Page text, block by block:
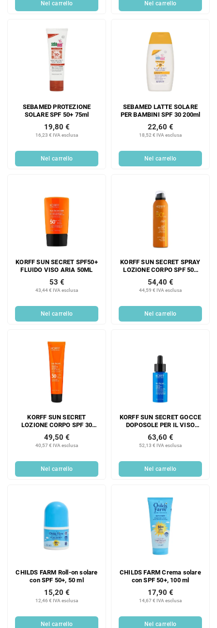
Nel carrello Nel carrello
SEBAMED PROTEZIONE
SOLARE SPF 50+ 75ml
16,23 € IVA esclusa
19,80 €
Nel carrello
SEBAMED LATTE SOLARE
PER BAMBINI SPF 30 200ml
18,52 € IVA esclusa
22,60 €
Nel carrello
KORFF SUN SECRET SPF50+
FLUIDO VISO ARIA 50ML
43,44 € IVA esclusa
53 €
Nel carrello
KORFF SUN SECRET SPRAY
LOZIONE CORPO SPF 50+
200ML
44,59 € IVA esclusa
54,40 €
Nel carrello
KORFF SUN SECRET
LOZIONE CORPO SPF 30
40,57 € IVA esclusa
49,50 €
Nel carrello
KORFF SUN SECRET GOCCE
DOPOSOLE PER IL VISO
52,13 € IVA esclusa
63,60 €
Nel carrello
CHILDS FARM Roll-on solare
con SPF 50+, 50 ml
12,46 € IVA esclusa
15,20 €
Nel carrello
CHILDS FARM Crema solare
con SPF 50+, 100 ml
14,67 € IVA esclusa
17,90 €
Nel carrello